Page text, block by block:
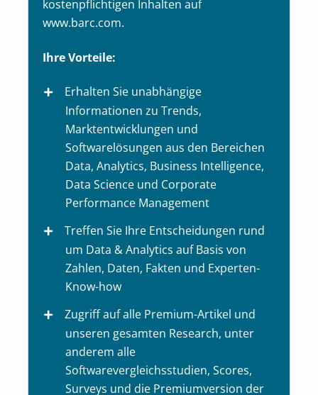
kostenpflichtigen Inhalten auf
www.barc.com.
Ihre Vorteile:
Erhalten Sie unabhängige
Informationen zu Trends,
Marktentwicklungen und
Softwarelösungen aus den Bereichen
Data, Analytics, Business Intelligence,
Data Science und Corporate
Performance Management
Treffen Sie Ihre Entscheidungen rund
um Data & Analytics auf Basis von
Zahlen, Daten, Fakten und Experten-
Know-how
Zugriff auf alle Premium-Artikel und
unseren gesamten Research, unter
anderem alle
Softwarevergleichsstudien, Scores,
Surveys und die Premiumversion der